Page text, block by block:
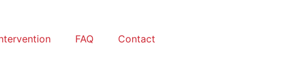
FAQ Contact